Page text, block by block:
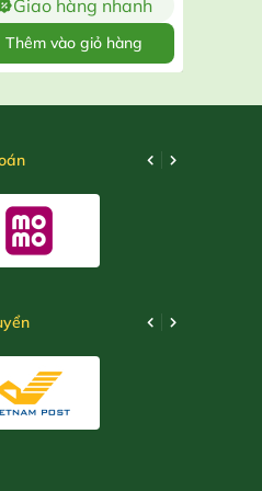
Giao hàng nhanh
Thêm vào giỏ hàng